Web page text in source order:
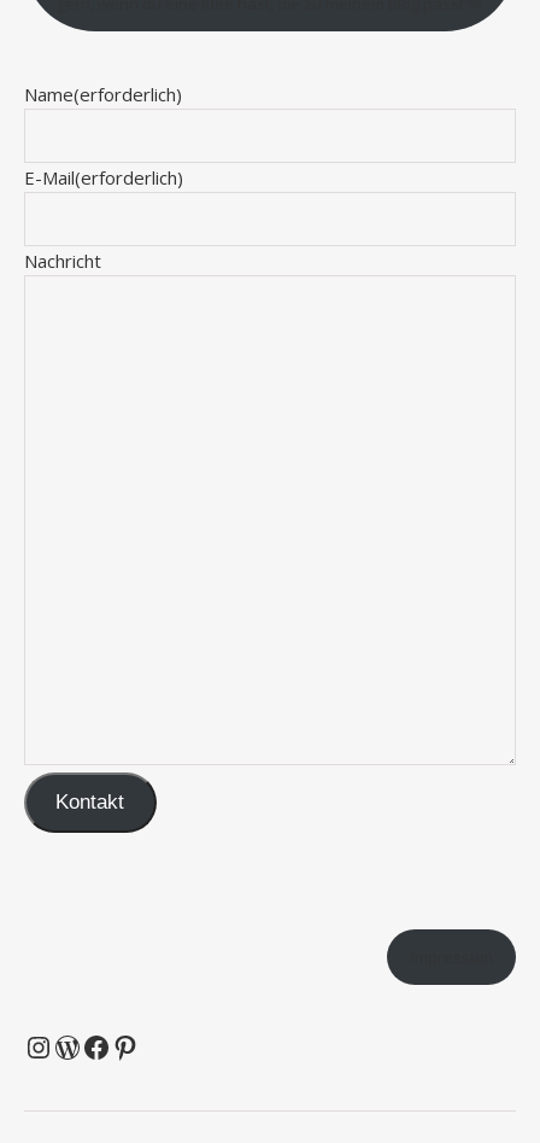
Name(erforderlich)
E-Mail(erforderlich)
Nachricht
Kontakt
Instagram
WordPress
Facebook
Pinterest